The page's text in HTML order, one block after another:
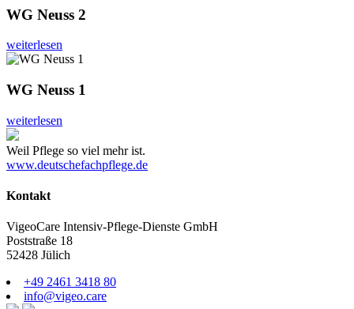
WG Neuss 2
weiterlesen
WG Neuss 1
weiterlesen
Weil Pflege so viel mehr ist.
www.deutschefachpflege.de
Kontakt
VigeoCare Intensiv-Pflege-Dienste GmbH
Poststraße 18
52428 Jülich
+49 2461 3418 80
info@vigeo.care